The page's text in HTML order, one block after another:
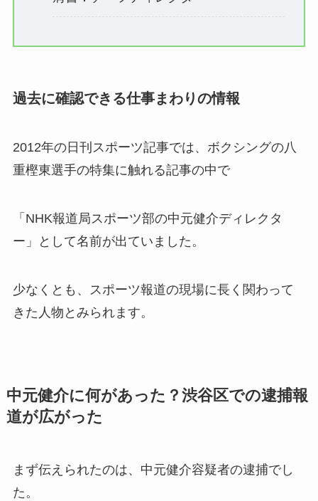
過去に確認できる仕事まわりの情報
2012年の日刊スポーツ記事では、ボクシングの八
重樫東選手の特集に触れる記事の中で
「NHK報道局スポーツ部の中元健介ディレクタ
ー」として名前が出ていました。
少なくとも、スポーツ報道の現場に長く関わって
きた人物とみられます。
中元健介に何があった？渋谷区での逮捕報
道が広がった
まず伝えられたのは、中元健介容疑者の逮捕でし
た。